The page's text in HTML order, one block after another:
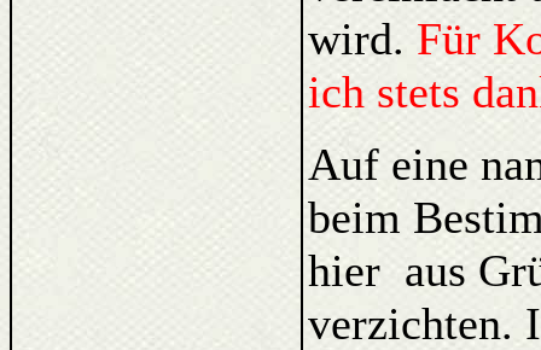
wird. Für
ich stets
Auf eine
beim
hier aus
verzichten.